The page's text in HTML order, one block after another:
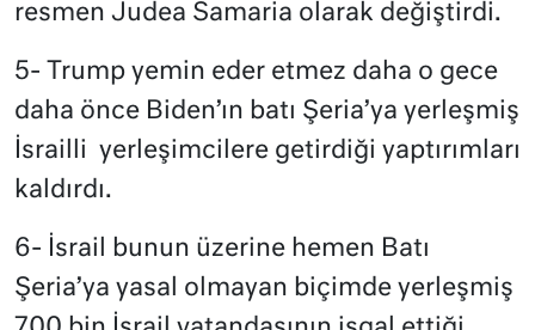
resmen Judea Samaria olarak değiştirdi.
5- Trump yemin eder etmez daha o gece
daha önce Biden’ın batı Şeria’ya yerleşmiş
İsrailli yerleşimcilere getirdiği yaptırımları
kaldırdı.
6- İsrail bunun üzerine hemen Batı
Şeria’ya yasal olmayan biçimde yerleşmiş